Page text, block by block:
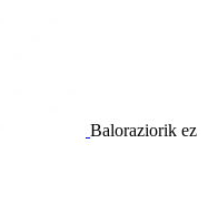
Baloraziorik ez